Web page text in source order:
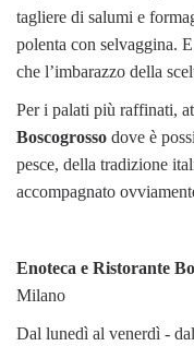
tagliere di salumi e
polenta con selvaggina.
che l’imbarazzo della
Per i palati più raffinati,
Boscogrosso dove è
pesce, della tradizione
accompagnato
Enoteca e Ristorante
Milano
Dal lunedì al venerdì -